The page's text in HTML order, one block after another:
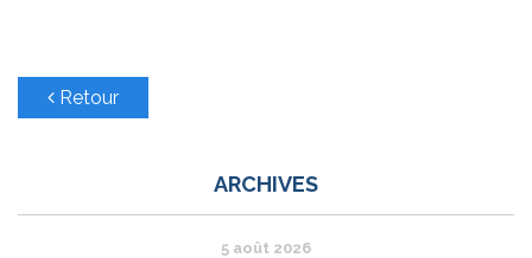
Retour
ARCHIVES
5 août 2026